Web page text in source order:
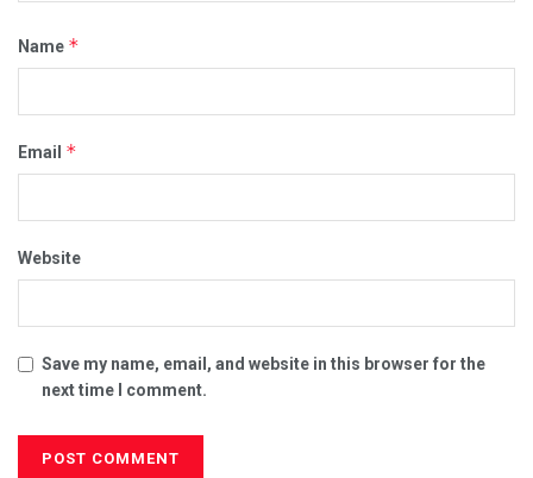
Name *
Email *
Website
Save my name, email, and website in this browser for the
next time I comment.